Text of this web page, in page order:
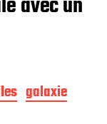
galaxie